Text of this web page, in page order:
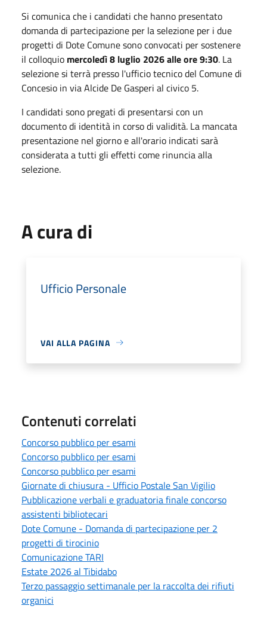
Si comunica che i candidati che hanno presentato
domanda di partecipazione per la selezione per i due
progetti di Dote Comune sono convocati per sostenere
il colloquio mercoledì 8 luglio 2026alle ore 9:30. La
selezione si terrà presso l'ufficio tecnico del Comune di
Concesio in via Alcide De Gasperi al civico 5.
I candidati sono pregati di presentarsi con un
documento di identità in corso di validità. La mancata
presentazione nel giorno e all'orario indicati sarà
considerata a tutti gli effetti come rinuncia alla
selezione.
A cura di
Ufficio Personale
VAI ALLA PAGINA
Contenuti correlati
Concorso pubblico per esami
Concorso pubblico per esami
Concorso pubblico per esami
Giornate di chiusura - Ufficio Postale San Vigilio
Pubblicazione verbali e graduatoria finale concorso
assistenti bibliotecari
Dote Comune - Domanda di partecipazione per 2
progetti di tirocinio
Comunicazione TARI
Estate 2026 al Tibidabo
Terzo passaggio settimanale per la raccolta dei rifiuti
organici